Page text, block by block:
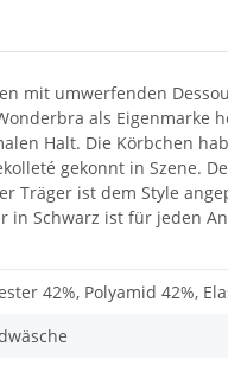
mit umwerfenden
als
Halt. Die Körbchen
gekonnt in Szene.
Träger ist dem Style
Schwarz ist für jeden
42%, Polyamid 42%,